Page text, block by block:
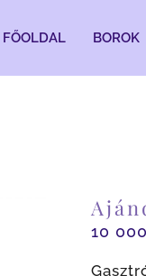
FŐOLDAL BOROK
10 000